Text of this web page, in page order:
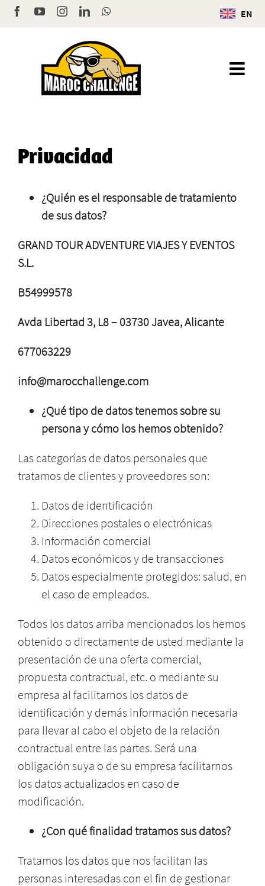
Skip
to
EN
FacebookYouTubeInstagram
LinkedInWhatsApp
Privacidad
¿Quién es el responsable de tratamiento
de sus datos?
GRAND TOUR ADVENTURE VIAJES Y EVENTOS
S.L.
B54999578
Avda Libertad 3, L8 – 03730 Javea, Alicante
677063229
info@marocchallenge.com
¿Qué tipo de datos tenemos sobre su
persona y cómo los hemos obtenido?
Las categorías de datos personales que
tratamos de clientes y proveedores son:
Datos de identificación
Direcciones postales o electrónicas
Información comercial
Datos económicos y de transacciones
Datos especialmente protegidos: salud, en
el caso de empleados.
Todos los datos arriba mencionados los hemos
obtenido o directamente de usted mediante la
presentación de una oferta comercial,
propuesta contractual, etc. o mediante su
empresa al facilitarnos los datos de
identificación y demás información necesaria
para llevar al cabo el objeto de la relación
contractual entre las partes. Será una
obligación suya o de su empresa facilitarnos
los datos actualizados en caso de
modificación.
¿Con qué finalidad tratamos sus datos?
Tratamos los datos que nos facilitan las
personas interesadas con el fin de gestionar